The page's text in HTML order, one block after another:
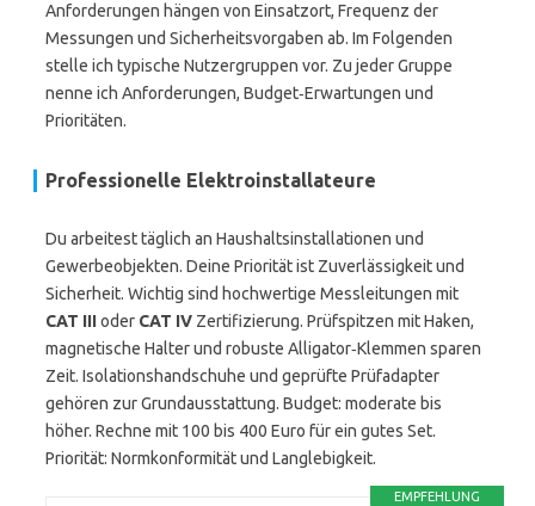
Anforderungen hängen von Einsatzort, Frequenz der
Messungen und Sicherheitsvorgaben ab. Im Folgenden
stelle ich typische Nutzergruppen vor. Zu jeder Gruppe
nenne ich Anforderungen, Budget‑Erwartungen und
Prioritäten.
Professionelle Elektroinstallateure
Du arbeitest täglich an Haushaltsinstallationen und
Gewerbeobjekten. Deine Priorität ist Zuverlässigkeit und
Sicherheit. Wichtig sind hochwertige Messleitungen mit
CAT IIIoder CAT IV Zertifizierung. Prüfspitzen mit Haken,
magnetische Halter und robuste Alligator‑Klemmen sparen
Zeit. Isolationshandschuhe und geprüfte Prüfadapter
gehören zur Grundausstattung. Budget: moderate bis
höher. Rechne mit 100 bis 400 Euro für ein gutes Set.
Priorität: Normkonformität und Langlebigkeit.
EMPFEHLUNG